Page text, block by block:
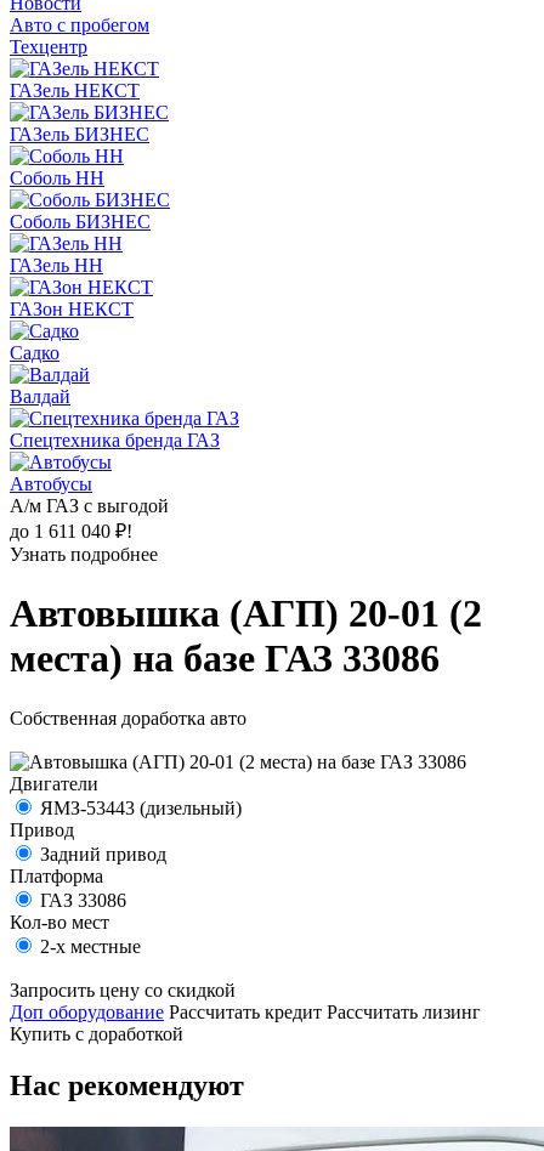
Авто с пробегом
Техцентр
ГАЗель НЕКСТ
ГАЗель БИЗНЕС
Соболь НН
Соболь БИЗНЕС
ГАЗель НН
ГАЗон НЕКСТ
Садко
Валдай
Спецтехника бренда ГАЗ
Автобусы
А/м ГАЗ с выгодой
до 1 611 040 ₽!
Узнать подробнее
Автовышка (АГП) 20-01 (2
места) на базе ГАЗ 33086
Собственная доработка авто
Двигатели
ЯМЗ-53443 (дизельный)
Привод
Задний привод
Платформа
ГАЗ 33086
Кол-во мест
2-х местные
Запросить цену со скидкой
Доп оборудование Рассчитать кредит Рассчитать лизинг
Купить с доработкой
Нас рекомендуют